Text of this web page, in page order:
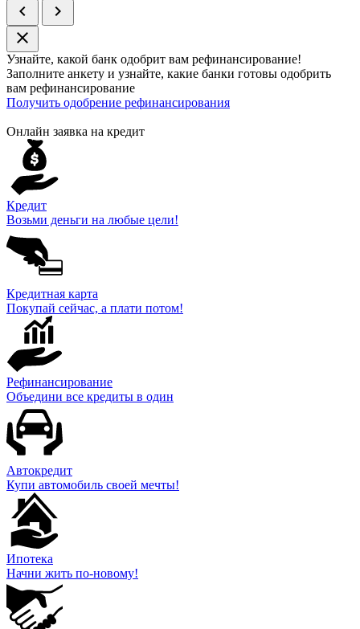
chevron_left
chevron_right
close
Узнайте, какой банк одобрит вам рефинансирование!
Заполните анкету и узнайте, какие банки готовы одобрить
вам рефинансирование
Получить одобрение рефинансирования
Онлайн заявка на кредит
Кредит
Возьми деньги на любые цели!
Кредитная карта
Покупай сейчас, а плати потом!
Рефинансирование
Объедини все кредиты в один
Автокредит
Купи автомобиль своей мечты!
Ипотека
Начни жить по-новому!